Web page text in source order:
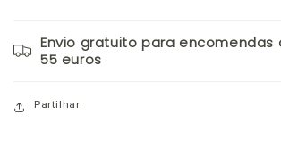
Envio gratuito para encomendas
55 euros
Partilhar